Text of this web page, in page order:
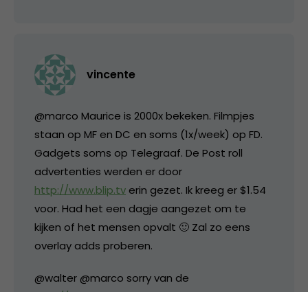
vincente
@marco Maurice is 2000x bekeken. Filmpjes
staan op MF en DC en soms (1x/week) op FD.
Gadgets soms op Telegraaf. De Post roll
advertenties werden er door
http://www.blip.tv erin gezet. Ik kreeg er $1.54
voor. Had het een dagje aangezet om te
kijken of het mensen opvalt 🙂 Zal zo eens
overlay adds proberen.
@walter @marco sorry van de